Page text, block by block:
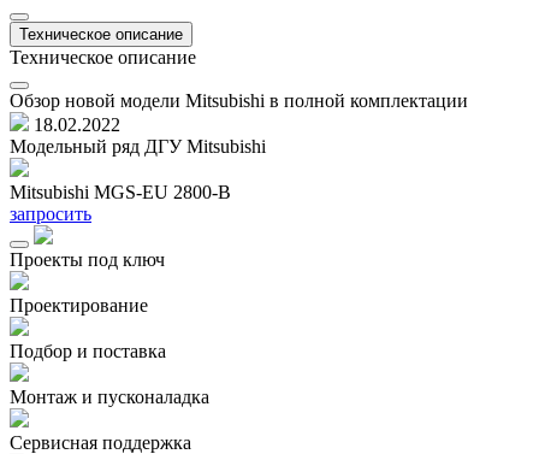
Техническое описание
Техническое описание
Обзор новой модели Mitsubishi в полной комплектации
18.02.2022
Модельный ряд ДГУ Mitsubishi
Mitsubishi MGS-EU 2800-B
запросить
Проекты под ключ
Проектирование
Подбор и поставка
Монтаж и пусконаладка
Сервисная поддержка